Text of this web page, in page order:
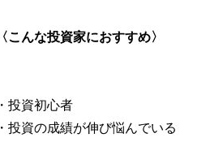
〈こんな投資家におすすめ〉
・投資初心者
・投資の成績が伸び悩んでいる